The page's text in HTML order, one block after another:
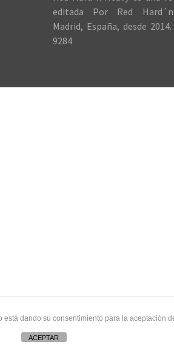
editada Por Red
Madrid, España, desde
9284
dando su consentimiento para la aceptación
ACEPTAR